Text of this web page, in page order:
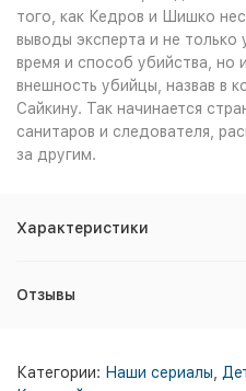
того, как Кедров и Шишко
выводы эксперта и не только
время и способ убийства, но
внешность убийцы, назвав в
Сайкину. Так начинается
санитаров и следователя,
за другим.
Характеристики
Отзывы
Категории: Наши сериалы